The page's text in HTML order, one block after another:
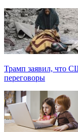
Трамп заявил, что
переговоры